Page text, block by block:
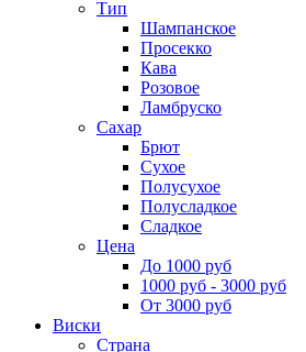
Тип
Шампанское
Просекко
Кава
Розовое
Ламбруско
Сахар
Брют
Сухое
Полусухое
Полусладкое
Сладкое
Цена
До 1000 руб
1000 руб - 3000 руб
От 3000 руб
Виски
Страна